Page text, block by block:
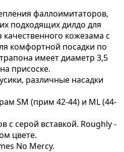
фаллоимитаторов,
подходящих дилдо для
кожезама с
комфортной посадки по
имеет диаметр 3,5
присоске.
различные насадки
SM (прим 42-44) и ML (44-
с серой вставкой. Roughly -
цвете.
No Mercy.